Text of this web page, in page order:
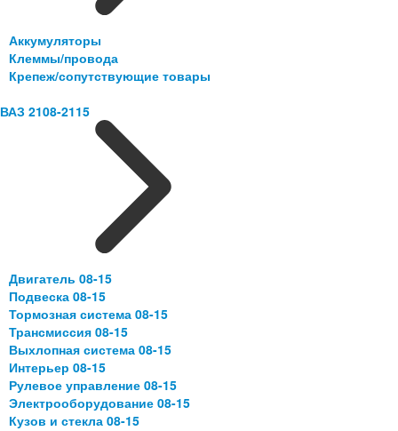
Аккумуляторы
Клеммы/провода
Крепеж/сопутствующие товары
ВАЗ 2108-2115
Двигатель 08-15
Подвеска 08-15
Тормозная система 08-15
Трансмиссия 08-15
Выхлопная система 08-15
Интерьер 08-15
Рулевое управление 08-15
Электрооборудование 08-15
Кузов и стекла 08-15